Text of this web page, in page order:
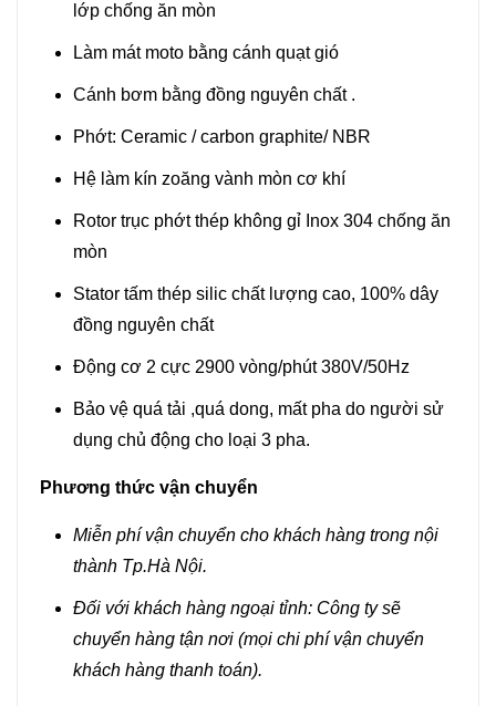
lớp chống ăn mòn
Làm mát moto bằng cánh quạt gió
Cánh bơm bằng đồng nguyên chất .
Phớt: Ceramic / carbon graphite/ NBR
Hệ làm kín zoăng vành mòn cơ khí
Rotor trục phớt thép không gỉ Inox 304 chống ăn
mòn
Stator tấm thép silic chất lượng cao, 100% dây
đồng nguyên chất
Động cơ 2 cực 2900 vòng/phút 380V/50Hz
Bảo vệ quá tải ,quá dong, mất pha do người sử
dụng chủ động cho loại 3 pha.
Phương thức vận chuyển
Miễn phí vận chuyển cho khách hàng trong nội
thành Tp.Hà Nội.
Đối với khách hàng ngoại tỉnh: Công ty sẽ
chuyển hàng tận nơi (mọi chi phí vận chuyển
khách hàng thanh toán).